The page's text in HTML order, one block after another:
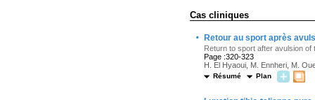
Cas cliniques
· Retour au sport après
Return to sport after avulsion
Page :320-323
H. El Hyaoui, M. Ennheri, M.
Résumé Plan